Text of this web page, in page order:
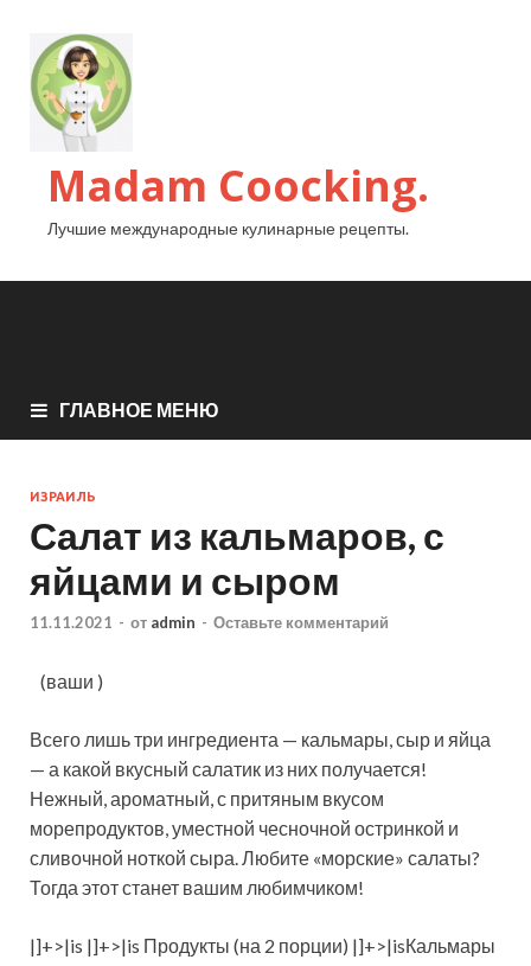
Madam Coocking.
Лучшие международные кулинарные рецепты.
ГЛАВНОЕ МЕНЮ
ИЗРАИЛЬ
Салат из кальмаров, с
яйцами и сыром
11.11.2021 - от admin - Оставьте комментарий
(ваши )
Всего лишь три ингредиента — кальмары, сыр и яйца
— а какой вкусный салатик из них получается!
Нежный, ароматный, с притяным вкусом
морепродуктов, уместной чесночной остринкой и
сливочной ноткой сыра. Любите «морские» салаты?
Тогда этот станет вашим любимчиком!
|]+>|is |]+>|is Продукты (на 2 порции) |]+>|isКальмары